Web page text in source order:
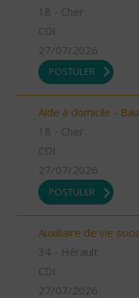
18 - Cher
CDI
27/07/2026
POSTULER
Aide à domicile -
18 - Cher
CDI
27/07/2026
POSTULER
Auxiliaire de vie
34 - Hérault
CDI
27/07/2026